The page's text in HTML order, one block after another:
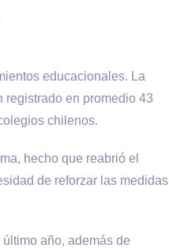
educacionales. La
registrado en promedio 43
chilenos.
hecho que reabrió el
de reforzar las medidas
año, además de